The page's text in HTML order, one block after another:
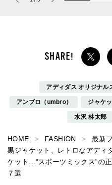
アディダス オリジナル
アンブロ（umbro） ジャケ
水沢 林太郎
HOME FASHION 最新
黒ジャケット、レトロなアディ
ケット...“スポーツミックス”の
７選